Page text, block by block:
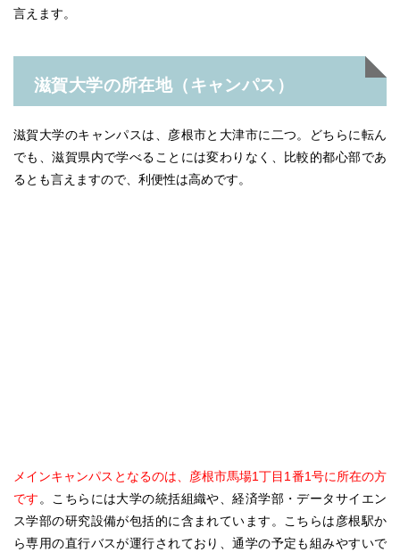
言えます。
滋賀大学の所在地（キャンパス）
滋賀大学のキャンパスは、彦根市と大津市に二つ。どちらに転ん
でも、滋賀県内で学べることには変わりなく、比較的都心部であ
るとも言えますので、利便性は高めです。
メインキャンパスとなるのは、彦根市馬場1丁目1番1号に所在の方
です。こちらには大学の統括組織や、経済学部・データサイエン
ス学部の研究設備が包括的に含まれています。こちらは彦根駅か
ら専用の直行バスが運行されており、通学の予定も組みやすいで